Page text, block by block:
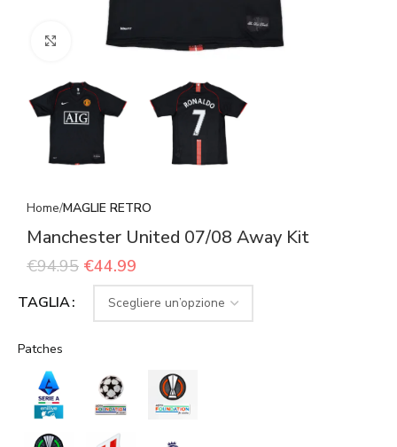
Click to enlarge
Home MAGLIE RETRO
Manchester United 07/08 Away Kit
€94.95 €44.99
TAGLIA
Patches